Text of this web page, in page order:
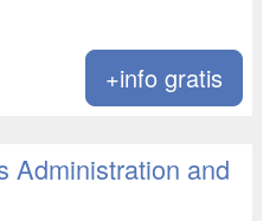
+info gratis
Administration and